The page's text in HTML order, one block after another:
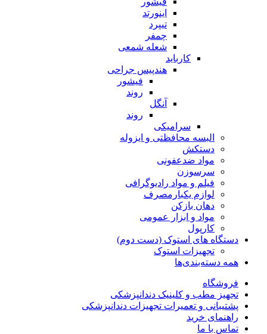
اینورتد
تیپرد
چمفر
شعله شمعی
کارباید
هندپیس جراحی
فیشور
روند
آنگل
روند
سرامیکی
البسه محافظتی و ایزوله
دستکش
مواد ضدعفونی
سرسوزن
فیلم و مواد رادیوگرافی
لوازم یکبارمصرف
دهان بازکن
مواد و ابزار عمومی
کارپول
دستگاه های استوک (دست دوم)
تجهیزات استوک
همه دسته‌بندی‌ها
فروشگاه
تجهیز مطب و کلینیک دندانپزشکی
پشتیبانی و تعمیرات تجهیزات دندانپزشکی
راهنمای خرید
تماس با ما